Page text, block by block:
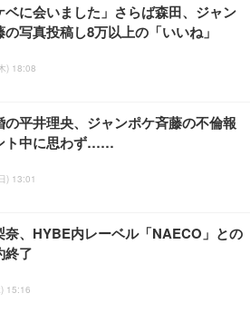
ゃれ パソコンチェア (ホワイト)
オフィスチェア デスクチェア 肘なし メ
性 ランバーサポート付き 腰サポート ガ
昇降 360度回転 キャスター付き コンパク
24.5inch/280Hz/FHD】GRAPHT THE S
Gaming Monitor 24” Essential ゲーミン
QD 24.5インチ 1ms FHD 量子ドット 残
ーヤマ ペットシーツ 超厚型 お徳用 レギ
枚入【Amazon.co.jp限定】
ベに会いました」さらば森田、ジャン
写真投稿し8万以上の「いいね」
) 18:08
の平井理央、ジャンポケ斉藤の不倫報
ト中に思わず……
) 13:01
奈、HYBE内レーベル「NAECO」との
終了
15:16